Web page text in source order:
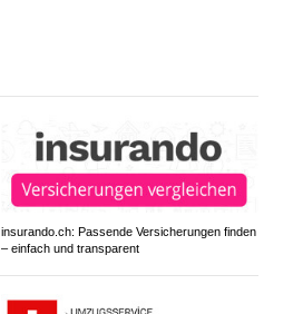
insurando.ch: Passende Versicherungen finden
– einfach und transparent